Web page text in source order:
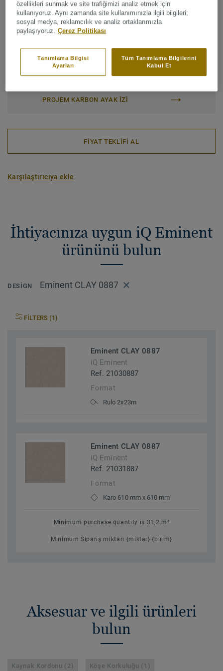
Yüzey koruması:Yeni iQ PUR
Rulo (1 ref.) Karo (1 ref.)
Toplam Karbon Ayak İzi (geri dönüşüm)
2
PROJEM KARBON AYAK IZI
FİYAT TEKLİFİ AL
Karşılaştırıcıya ekle
İhtiyacınıza uygun iQ Eminent
ürününü bulun
DESIGN Eminent CLAY 0887
FILTERS (1)
Eminent CLAY 0887
iQ Eminent
Ref. 21030887
Format
Rulo 2x23m
Eminent CLAY 0887
iQ Eminent
Ref. 21031887
Format
Karo 610 mm x 610 mm
Minimum purchase quantity is 31,2 m²
Minimum Sipariş miktarı {miktar} {birim}
Aksesuar ve ilgili ürünleri
bulun
Kaynak Kordonu (2) Köşe Korkuluğu (1)
özellikleri sunmak ve site trafiğimizi analiz etmek için
kullanıyoruz. Aynı zamanda site kullanımınızla ilgili bilgileri;
sosyal medya, reklamcılık ve analiz ortaklarımızla
paylaşıyoruz. Çerez Politikası
Tüm Tanımlama Bilgilerini
Kabul Et
Tanımlama Bilgisi
Ayarları